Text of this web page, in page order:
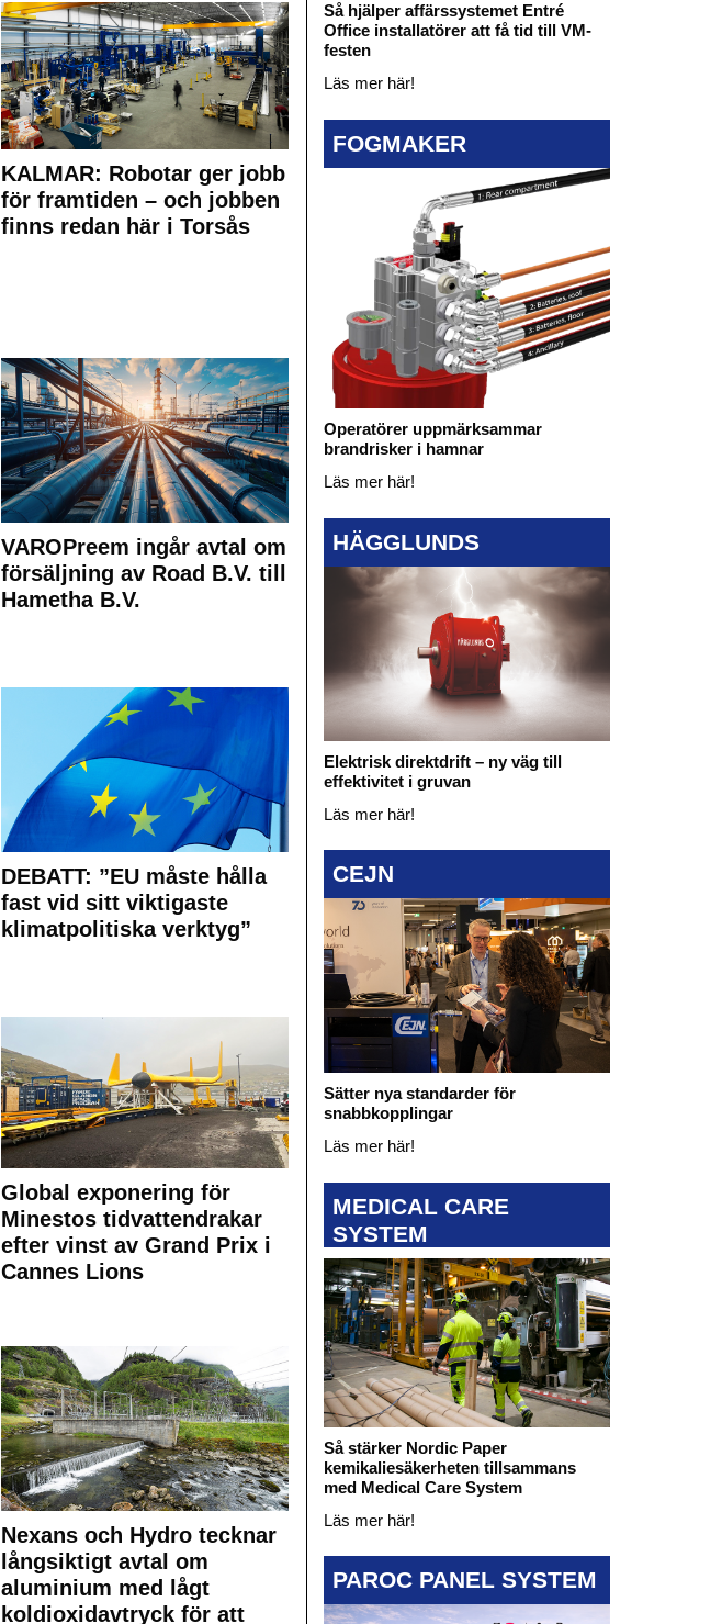
KALMAR: Robotar ger jobb
för framtiden – och jobben
finns redan här i Torsås
VAROPreem ingår avtal om
försäljning av Road B.V. till
Hametha B.V.
DEBATT: ”EU måste hålla
fast vid sitt viktigaste
klimatpolitiska verktyg”
Global exponering för
Minestos tidvattendrakar
efter vinst av Grand Prix i
Cannes Lions
Nexans och Hydro tecknar
långsiktigt avtal om
aluminium med lågt
koldioxidavtryck för att
Så hjälper affärssystemet Entré
Office installatörer att få tid till VM-
festen
Läs mer här!
FOGMAKER
Operatörer uppmärksammar
brandrisker i hamnar
Läs mer här!
HÄGGLUNDS
Elektrisk direktdrift – ny väg till
effektivitet i gruvan
Läs mer här!
CEJN
Sätter nya standarder för
snabbkopplingar
Läs mer här!
MEDICAL CARE
SYSTEM
Så stärker Nordic Paper
kemikaliesäkerheten tillsammans
med Medical Care System
Läs mer här!
PAROC PANEL SYSTEM